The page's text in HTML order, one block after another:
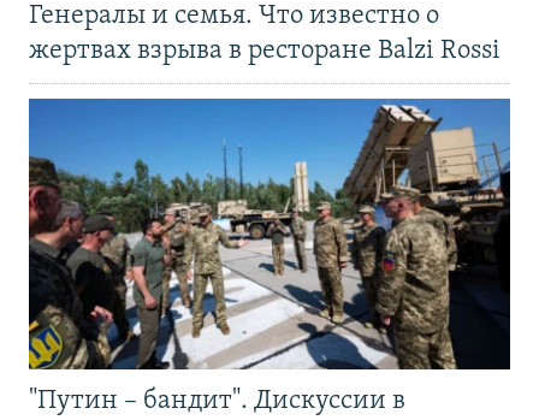
Генералы и семья. Что известно о
жертвах взрыва в ресторане Balzi Rossi
"Путин – бандит". Дискуссии в